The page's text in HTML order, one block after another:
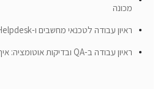
מכונה
ראיון עבודה לטכנאי מחשבים ו-Helpdesk: קו ההגנה הראשון
ראיון עבודה ב-QA ובדיקות אוטומציה: איך חושבים כמו בודק תוכנה